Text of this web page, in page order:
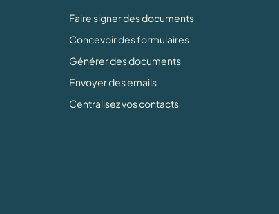
Faire signer des documents
Concevoir des formulaires
Générer des documents
Envoyer des emails
Centralisez vos contacts